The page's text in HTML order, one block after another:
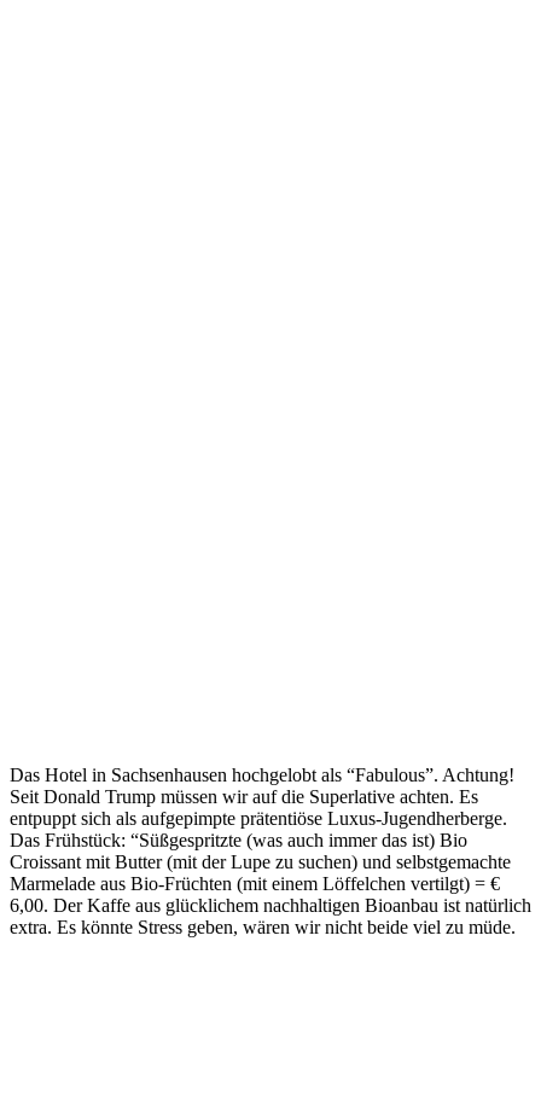
Das Hotel in Sachsenhausen hochgelobt als “Fabulous”. Achtung!
Seit Donald Trump müssen wir auf die Superlative achten. Es
entpuppt sich als aufgepimpte prätentiöse Luxus-Jugendherberge.
Das Frühstück: “Süßgespritzte (was auch immer das ist) Bio
Croissant mit Butter (mit der Lupe zu suchen) und selbstgemachte
Marmelade aus Bio-Früchten (mit einem Löffelchen vertilgt) = €
6,00. Der Kaffe aus glücklichem nachhaltigen Bioanbau ist natürlich
extra. Es könnte Stress geben, wären wir nicht beide viel zu müde.